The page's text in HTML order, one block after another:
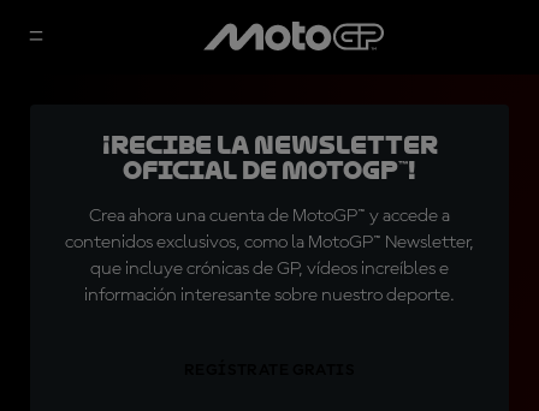
¡Recibe la Newsletter
oficial de MotoGP™!
Crea ahora una cuenta de MotoGP™ y accede a
contenidos exclusivos, como la MotoGP™ Newsletter,
que incluye crónicas de GP, vídeos increíbles e
información interesante sobre nuestro deporte.